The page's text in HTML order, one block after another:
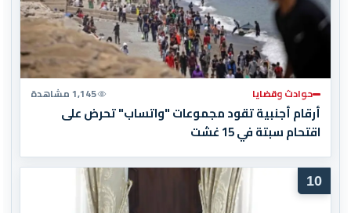
حوادث وقضايا 1,145 مشاهدة
أرقام أجنبية تقود مجموعات "واتساب" تحرض على
اقتحام سبتة في 15 غشت
10